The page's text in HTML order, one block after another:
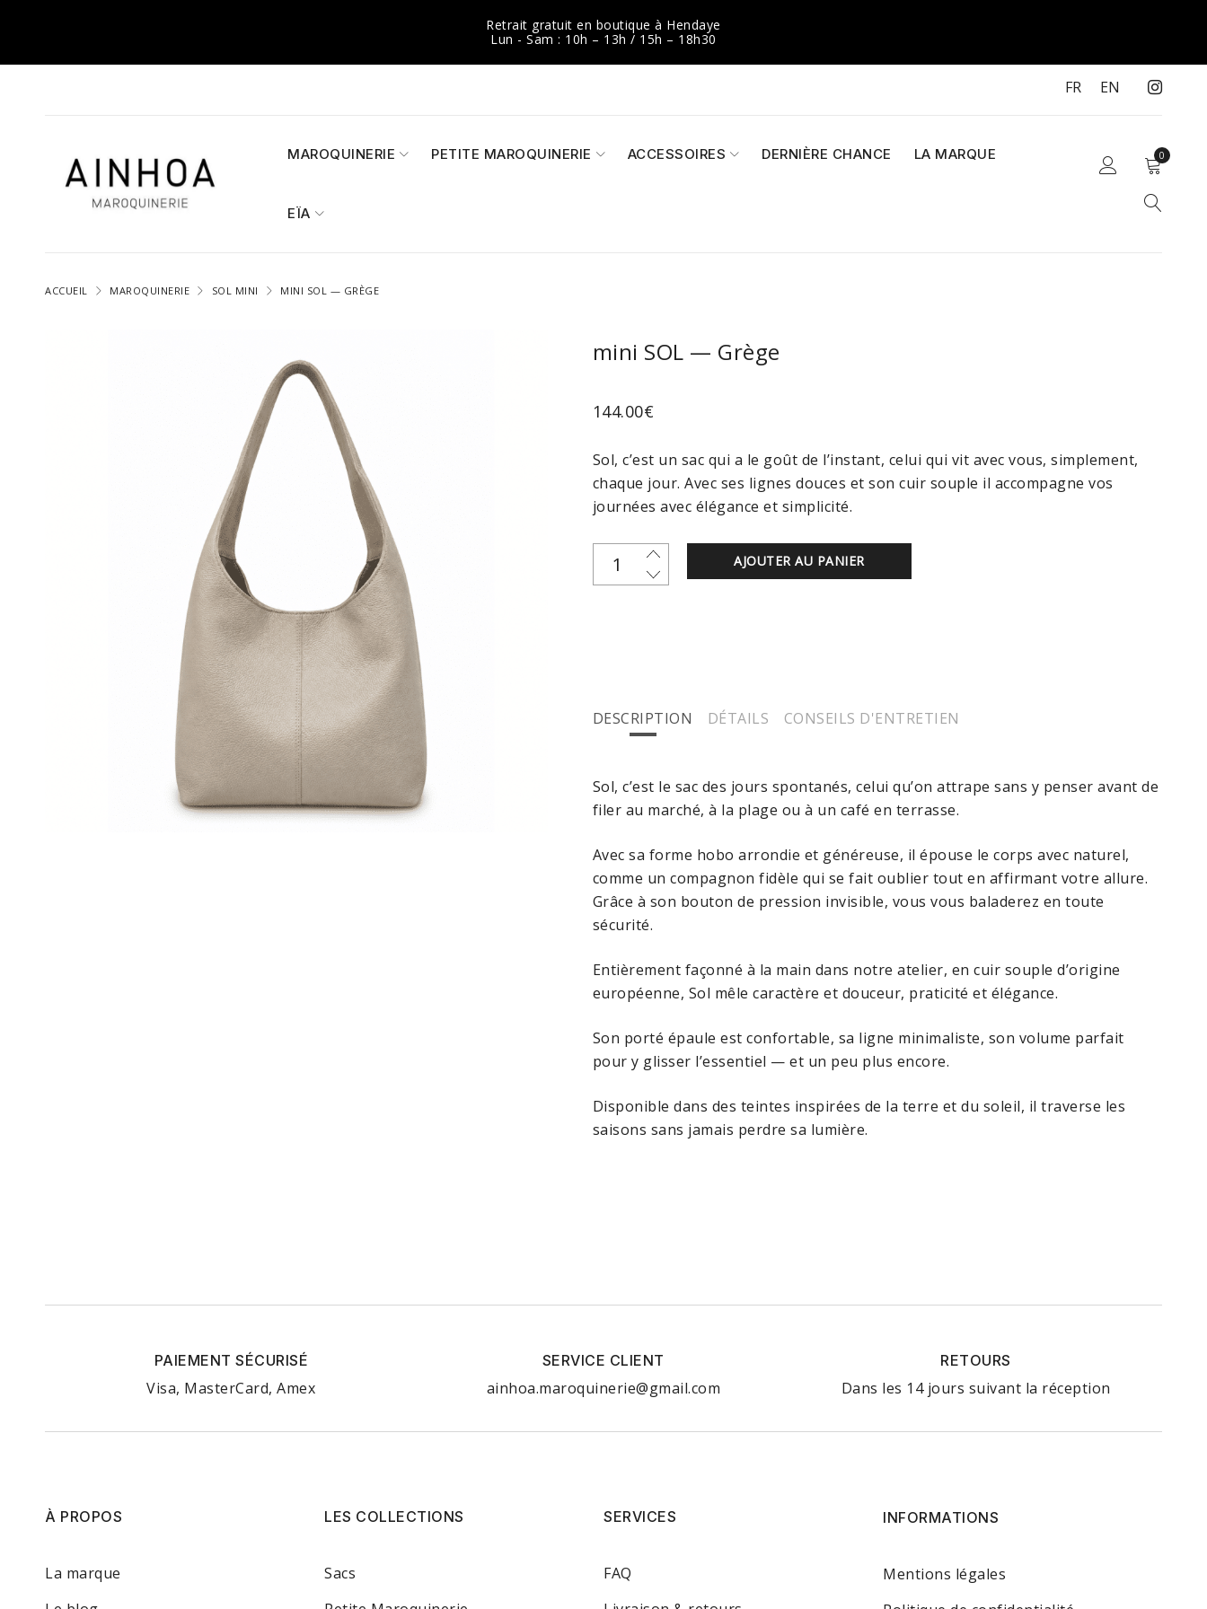
Retrait gratuit en boutique à Hendaye
Lun - Sam : 10h – 13h / 15h – 18h30
FR EN
MAROQUINERIE PETITE MAROQUINERIE ACCESSOIRES DERNIÈRE CHANCE LA MARQUE
EÏA
0
ACCUEIL MAROQUINERIE SOL MINI MINI SOL — GRÈGE
mini SOL — Grège
144.00€
Sol, c’est un sac qui a le goût de l’instant, celui qui vit avec vous, simplement,
chaque jour. Avec ses lignes douces et son cuir souple il accompagne vos
journées avec élégance et simplicité.
AJOUTER AU PANIER
DESCRIPTION DÉTAILS CONSEILS D'ENTRETIEN
Sol, c’est le sac des jours spontanés, celui qu’on attrape sans y penser avant de
filer au marché, à la plage ou à un café en terrasse.
Avec sa forme hobo arrondie et généreuse, il épouse le corps avec naturel,
comme un compagnon fidèle qui se fait oublier tout en affirmant votre allure.
Grâce à son bouton de pression invisible, vous vous baladerez en toute
sécurité.
Entièrement façonné à la main dans notre atelier, en cuir souple d’origine
européenne, Sol mêle caractère et douceur, praticité et élégance.
Son porté épaule est confortable, sa ligne minimaliste, son volume parfait
pour y glisser l’essentiel — et un peu plus encore.
Disponible dans des teintes inspirées de la terre et du soleil, il traverse les
saisons sans jamais perdre sa lumière.
PAIEMENT SÉCURISÉ
Visa, MasterCard, Amex
SERVICE CLIENT
ainhoa.maroquinerie@gmail.com
RETOURS
Dans les 14 jours suivant la réception
À PROPOS
La marque
LES COLLECTIONS
Sacs
SERVICES
FAQ
INFORMATIONS
Mentions légales